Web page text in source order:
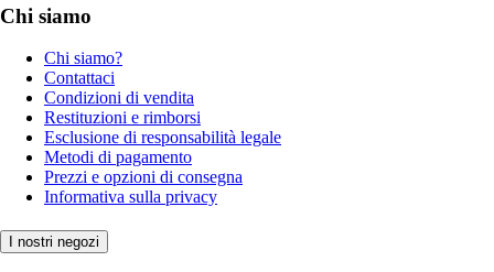
Chi siamo
Chi siamo?
Contattaci
Condizioni di vendita
Restituzioni e rimborsi
Esclusione di responsabilità legale
Metodi di pagamento
Prezzi e opzioni di consegna
Informativa sulla privacy
I nostri negozi